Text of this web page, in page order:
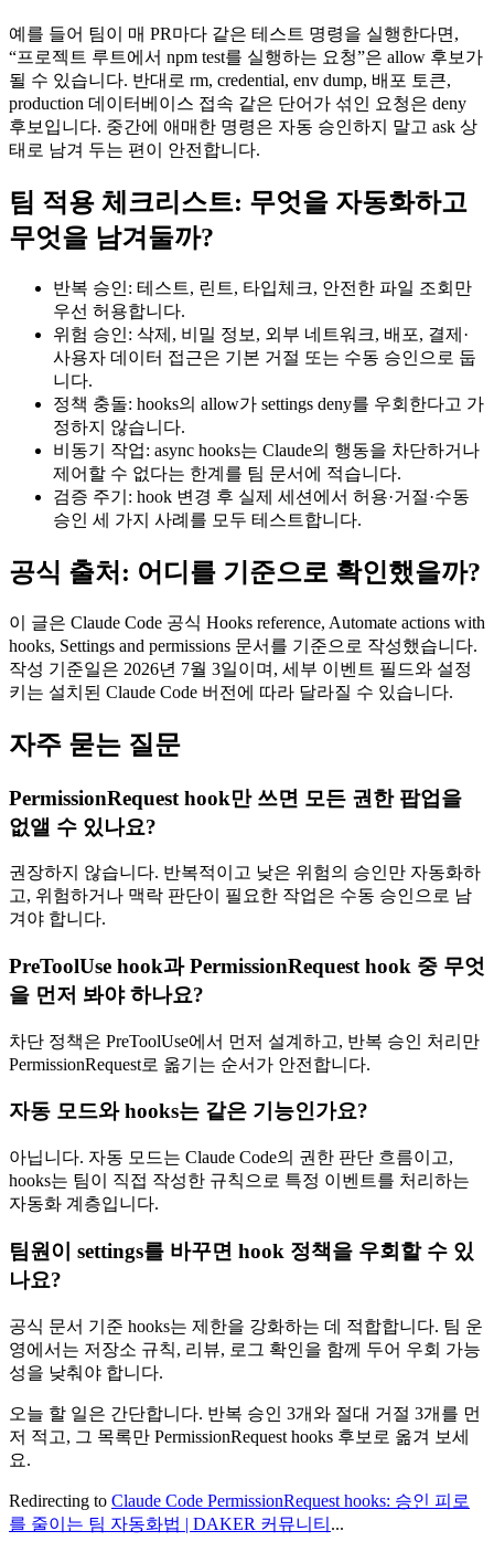
예를 들어 팀이 매 PR마다 같은 테스트 명령을 실행한다면,
“프로젝트 루트에서 npm test를 실행하는 요청”은 allow 후보가
될 수 있습니다. 반대로 rm, credential, env dump, 배포 토큰,
production 데이터베이스 접속 같은 단어가 섞인 요청은 deny
후보입니다. 중간에 애매한 명령은 자동 승인하지 말고 ask 상
태로 남겨 두는 편이 안전합니다.
팀 적용 체크리스트: 무엇을 자동화하고
무엇을 남겨둘까?
반복 승인: 테스트, 린트, 타입체크, 안전한 파일 조회만
우선 허용합니다.
위험 승인: 삭제, 비밀 정보, 외부 네트워크, 배포, 결제·
사용자 데이터 접근은 기본 거절 또는 수동 승인으로 둡
니다.
정책 충돌: hooks의 allow가 settings deny를 우회한다고 가
정하지 않습니다.
비동기 작업: async hooks는 Claude의 행동을 차단하거나
제어할 수 없다는 한계를 팀 문서에 적습니다.
검증 주기: hook 변경 후 실제 세션에서 허용·거절·수동
승인 세 가지 사례를 모두 테스트합니다.
공식 출처: 어디를 기준으로 확인했을까?
이 글은 Claude Code 공식 Hooks reference, Automate actions with
hooks, Settings and permissions 문서를 기준으로 작성했습니다.
작성 기준일은 2026년 7월 3일이며, 세부 이벤트 필드와 설정
키는 설치된 Claude Code 버전에 따라 달라질 수 있습니다.
자주 묻는 질문
PermissionRequest hook만 쓰면 모든 권한 팝업을
없앨 수 있나요?
권장하지 않습니다. 반복적이고 낮은 위험의 승인만 자동화하
고, 위험하거나 맥락 판단이 필요한 작업은 수동 승인으로 남
겨야 합니다.
PreToolUse hook과 PermissionRequest hook 중 무엇
을 먼저 봐야 하나요?
차단 정책은 PreToolUse에서 먼저 설계하고, 반복 승인 처리만
PermissionRequest로 옮기는 순서가 안전합니다.
자동 모드와 hooks는 같은 기능인가요?
아닙니다. 자동 모드는 Claude Code의 권한 판단 흐름이고,
hooks는 팀이 직접 작성한 규칙으로 특정 이벤트를 처리하는
자동화 계층입니다.
팀원이 settings를 바꾸면 hook 정책을 우회할 수 있
나요?
공식 문서 기준 hooks는 제한을 강화하는 데 적합합니다. 팀 운
영에서는 저장소 규칙, 리뷰, 로그 확인을 함께 두어 우회 가능
성을 낮춰야 합니다.
오늘 할 일은 간단합니다. 반복 승인 3개와 절대 거절 3개를 먼
저 적고, 그 목록만 PermissionRequest hooks 후보로 옮겨 보세
요.
Redirecting to Claude Code PermissionRequest hooks: 승인 피로
를 줄이는 팀 자동화법 | DAKER 커뮤니티 ...